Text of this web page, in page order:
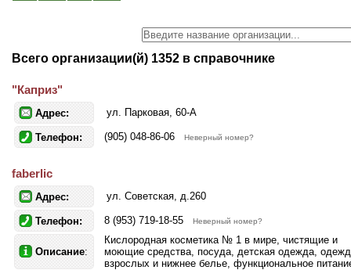
Всего организации(й) 1352 в справочнике
"Каприз"
Адрес: ул. Парковая, 60-А
Телефон: (905) 048-86-06 Неверный номер?
faberlic
Адрес: ул. Советская, д.260
Телефон: 8 (953) 719-18-55 Неверный номер?
Описание:
Кислородная косметика № 1 в мире, чистящие и
моющие средства, посуда, детская одежда,
взрослых и нижнее белье, функциональное